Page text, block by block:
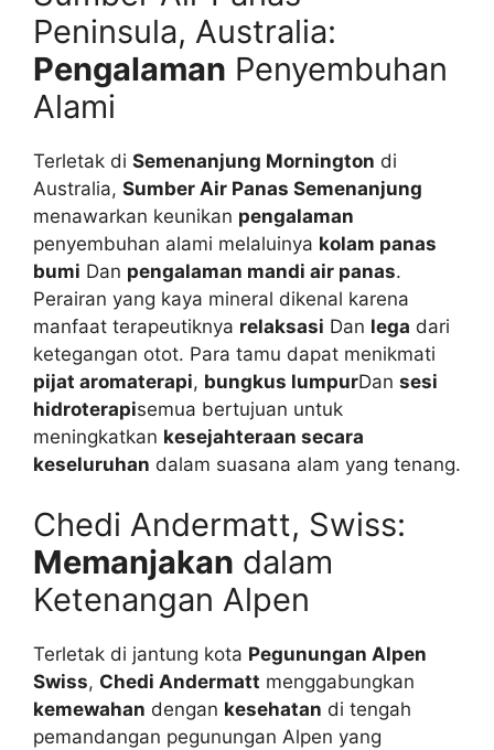
Peninsula, Australia:
Pengalaman Penyembuhan
Alami
Terletak di Semenanjung Mornington di
Australia, Sumber Air Panas Semenanjung
menawarkan keunikan pengalaman
penyembuhan alami melaluinya kolam panas
bumi Dan pengalaman mandi air panas.
Perairan yang kaya mineral dikenal karena
manfaat terapeutiknya relaksasi Dan lega dari
ketegangan otot. Para tamu dapat menikmati
pijat aromaterapi, bungkus lumpurDan sesi
hidroterapisemua bertujuan untuk
meningkatkan kesejahteraan secara
keseluruhan dalam suasana alam yang tenang.
Chedi Andermatt, Swiss:
Memanjakan dalam
Ketenangan Alpen
Terletak di jantung kota Pegunungan Alpen
Swiss, Chedi Andermatt menggabungkan
kemewahan dengan kesehatan di tengah
pemandangan pegunungan Alpen yang